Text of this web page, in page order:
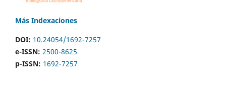
Más Indexaciones
DOI: 10.24054/1692-7257
e-ISSN: 2500-8625
p-ISSN: 1692-7257